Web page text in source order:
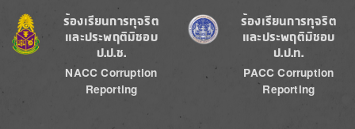
Image
ร้องเรียนการทุจริต
และประพฤติมิชอบ
ป.ป.ช.
NACC Corruption
Reporting
Image
ร้องเรียนการทุจริต
และประพฤติมิชอบ
ป.ป.ท.
PACC Corruption
Reporting